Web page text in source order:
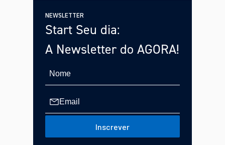
NEWSLETTER
Start Seu dia:
A Newsletter do AGORA!
Inscrever